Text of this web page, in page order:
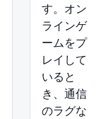
す。オン
ラインゲ
ームをプ
レイして
いると
き、通信
のラグな